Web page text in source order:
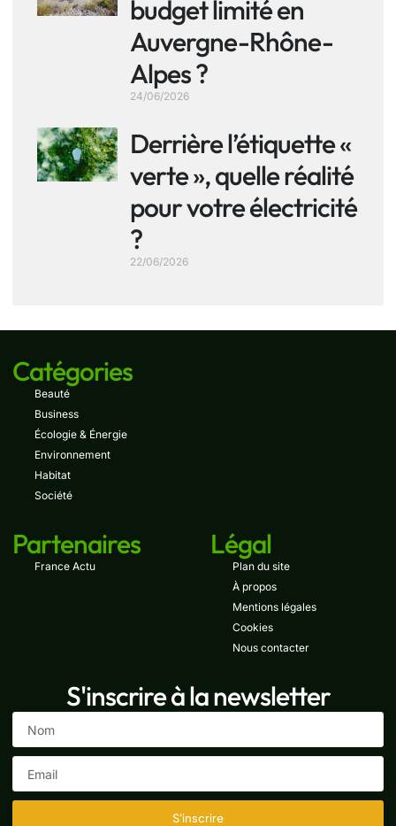
budget limité en
Auvergne-Rhône-
Alpes ?
24/06/2026
Derrière l’étiquette «
verte », quelle réalité
pour votre électricité
?
22/06/2026
Catégories
Beauté
Business
Écologie & Énergie
Environnement
Habitat
Société
Partenaires
France Actu
Légal
Plan du site
À propos
Mentions légales
Cookies
Nous contacter
S'inscrire à la newsletter
S'inscrire